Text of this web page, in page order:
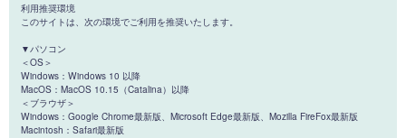
利用推奨環境
このサイトは、次の環境でご利用を推奨いたします。
▼パソコン
＜OS＞
Windows：Windows 10 以降
MacOS：MacOS 10.15（Catalina）以降
＜ブラウザ＞
Windows：Google Chrome最新版、Microsoft Edge最新版、Mozilla FireFox最新版
Macintosh：Safari最新版